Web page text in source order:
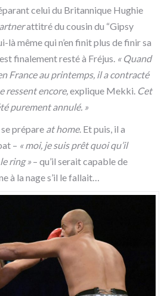
celui du Britannique Hughie
attitré du cousin du “Gipsy
là même qui n’en finit plus de finir sa
finalement resté à Fréjus. « Quand
France au printemps, il a contracté
ressent encore, explique Mekki. Cet
purement annulé. »
prépare at home. Et puis, il a
– « moi, je suis prêt quoi qu’il
ring »– qu’il serait capable de
à la nage s’il le fallait…